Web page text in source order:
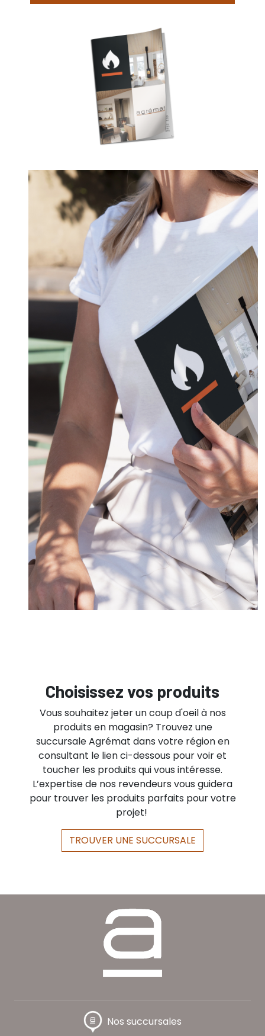
Choisissez vos produits
Vous souhaitez jeter un coup d'oeil à nos
produits en magasin? Trouvez une
succursale Agrémat dans votre région en
consultant le lien ci-dessous pour voir et
toucher les produits qui vous intéresse.
L’expertise de nos revendeurs vous guidera
pour trouver les produits parfaits pour votre
projet!
TROUVER UNE SUCCURSALE
Nos succursales